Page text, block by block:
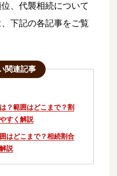
、代襲相続について
下記の各記事をご覧
関連記事
？範囲はどこまで？割
すく解説
はどこまで？相続割合
説